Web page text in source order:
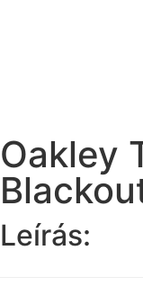
Oakley
Leírás: